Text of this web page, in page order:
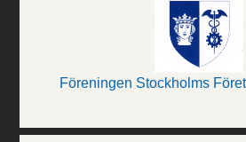
Föreningen Stockholms